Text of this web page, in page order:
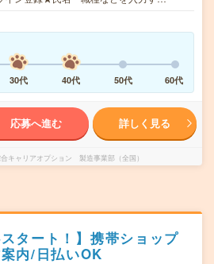
30代 40代 50代 60代
応募へ進む 詳しく見る
キャリアオプション 製造事業部（全国）
タート！】携帯ショップ
内/日払いOK